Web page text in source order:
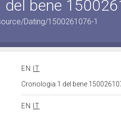
del bene
Dating/1500261076-1
EN
IT
Cronologia 1 del bene
EN
IT